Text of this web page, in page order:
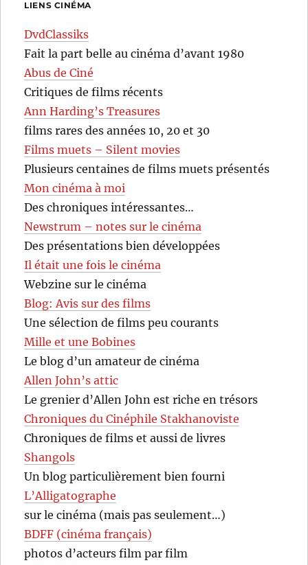
LIENS CINÉMA
DvdClassiks
Fait la part belle au cinéma d’avant 1980
Abus de Ciné
Critiques de films récents
Ann Harding’s Treasures
films rares des années 10, 20 et 30
Films muets – Silent movies
Plusieurs centaines de films muets présentés
Mon cinéma à moi
Des chroniques intéressantes…
Newstrum – notes sur le cinéma
Des présentations bien développées
Il était une fois le cinéma
Webzine sur le cinéma
Blog: Avis sur des films
Une sélection de films peu courants
Mille et une Bobines
Le blog d’un amateur de cinéma
Allen John’s attic
Le grenier d’Allen John est riche en trésors
Chroniques du Cinéphile Stakhanoviste
Chroniques de films et aussi de livres
Shangols
Un blog particulièrement bien fourni
L’Alligatographe
sur le cinéma (mais pas seulement…)
BDFF (cinéma français)
photos d’acteurs film par film